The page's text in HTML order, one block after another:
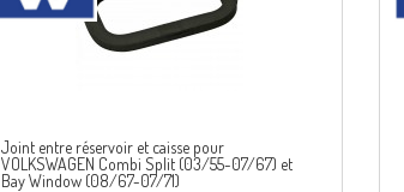
Joint entre réservoir et caisse pour
VOLKSWAGEN Combi Split (03/55-07/67) et
Bay Window (08/67-07/71)